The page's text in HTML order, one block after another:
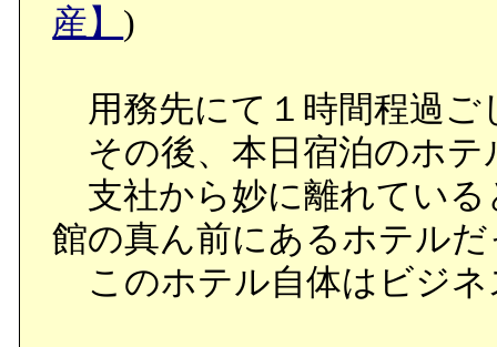
産】 )
用務先にて１時間程過ご
その後、本日宿泊のホテ
支社から妙に離れている
館の真ん前にあるホテル
このホテル自体はビジ